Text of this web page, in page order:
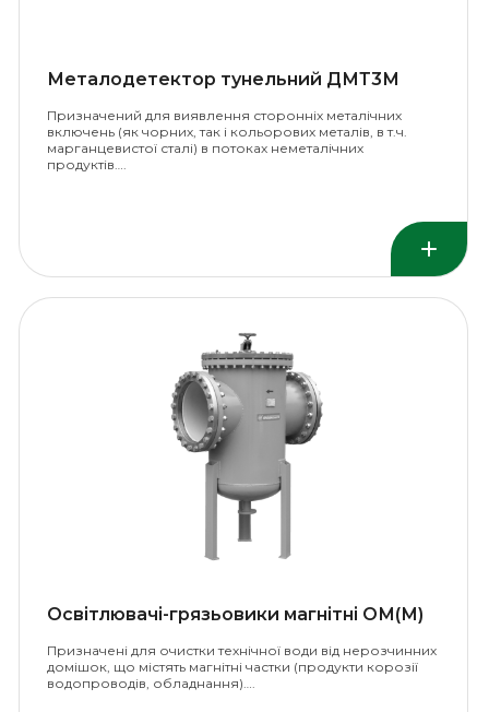
Металодетектор тунельний ДМТ3М
Призначений для виявлення сторонніх металічних
включень (як чорних, так і кольорових металів, в т.ч.
марганцевистої сталі) в потоках неметалічних
продуктів….
Освітлювачі-грязьовики магнітні ОМ(М)
Призначені для очистки технічної води від нерозчинних
домішок, що містять магнітні частки (продукти корозії
водопроводів, обладнання)….